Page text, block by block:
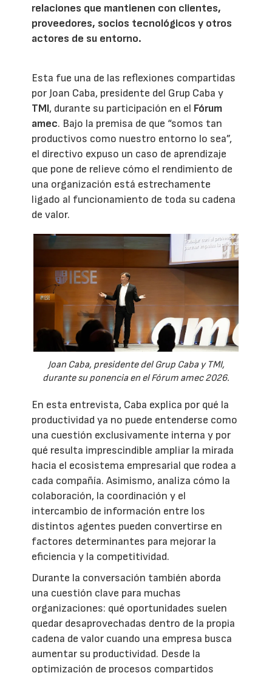
relaciones que mantienen con clientes,
proveedores, socios tecnológicos y otros
actores de su entorno.
Esta fue una de las reflexiones compartidas
por Joan Caba, presidente del Grup Caba y
TMI, durante su participación en el Fórum
amec. Bajo la premisa de que “somos tan
productivos como nuestro entorno lo sea”,
el directivo expuso un caso de aprendizaje
que pone de relieve cómo el rendimiento de
una organización está estrechamente
ligado al funcionamiento de toda su cadena
de valor.
Joan Caba, presidente del Grup Caba y TMI,
durante su ponencia en el Fórum amec 2026.
En esta entrevista, Caba explica por qué la
productividad ya no puede entenderse como
una cuestión exclusivamente interna y por
qué resulta imprescindible ampliar la mirada
hacia el ecosistema empresarial que rodea a
cada compañía. Asimismo, analiza cómo la
colaboración, la coordinación y el
intercambio de información entre los
distintos agentes pueden convertirse en
factores determinantes para mejorar la
eficiencia y la competitividad.
Durante la conversación también aborda
una cuestión clave para muchas
organizaciones: qué oportunidades suelen
quedar desaprovechadas dentro de la propia
cadena de valor cuando una empresa busca
aumentar su productividad. Desde la
optimización de procesos compartidos